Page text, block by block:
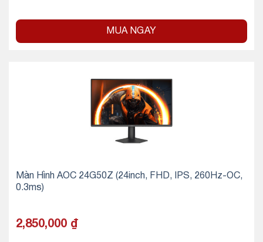
MUA NGAY
Màn Hình AOC 24G50Z (24inch, FHD, IPS, 260Hz-OC,
0.3ms)
2,850,000 ₫